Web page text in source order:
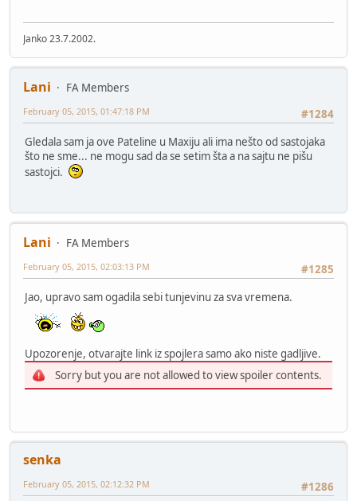
Janko 23.7.2002.
Lani
FA Members
#1284
February 05, 2015, 01:47:18 PM
Gledala sam ja ove Pateline u Maxiju ali ima nešto od sastojaka
što ne sme... ne mogu sad da se setim šta a na sajtu ne pišu
sastojci.
Lani
FA Members
#1285
February 05, 2015, 02:03:13 PM
Jao, upravo sam ogadila sebi tunjevinu za sva vremena.
Upozorenje, otvarajte link iz spojlera samo ako niste gadljive.
Sorry but you are not allowed to view spoiler contents.
senka
#1286
February 05, 2015, 02:12:32 PM